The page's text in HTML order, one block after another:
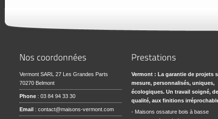
Vermont SARL 27 Les Grandes Parts
70270 Belmont
Phone : 03 84 94 33 30
Email : contact@maisons-vermont.com
Vermont : La garantie de projets
mesure, personnalisés, uniques,
écologiques. Un travail soigné, de
qualité, aux finitions
- Maisons ossature bois à basse